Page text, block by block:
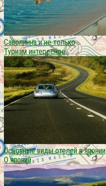
Саволинна и не только
Туризм интересное
Основные виды отелей в японии
О японии